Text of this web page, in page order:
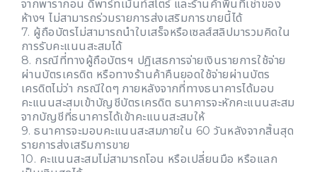
จากพารากอน ดีพาร์ทเม้นท์สโตร์ และร้านค้าพื้นที่เช่าของ
ห้างฯ ไม่สามารถร่วมรายการส่งเสริมการขายนี้ได้
7. ผู้ถือบัตรไม่สามารถนำใบเสร็จหรือเซลส์สลิปมารวมคิดใน
การรับคะแนนสะสมได้
8. กรณีที่ทางผู้ถือบัตรฯ ปฎิเสธการจ่ายเงินรายการใช้จ่าย
ผ่านบัตรเครดิต หรือทางร้านค้าคืนยอดใช้จ่ายผ่านบัตร
เครดิตไม่ว่า กรณีใดๆ ภายหลังจากที่ทางธนาคารได้มอบ
คะแนนสะสมเข้าบัญชีบัตรเครดิต ธนาคารจะหักคะแนนสะสม
จากบัญชีที่ธนาคารได้เข้าคะแนนสะสมให้
9. ธนาคารจะมอบคะแนนสะสมภายใน 60 วันหลังจากสิ้นสุด
รายการส่งเสริมการขาย
10. คะแนนสะสมไม่สามารถโอน หรือเปลี่ยนมือ หรือแลก